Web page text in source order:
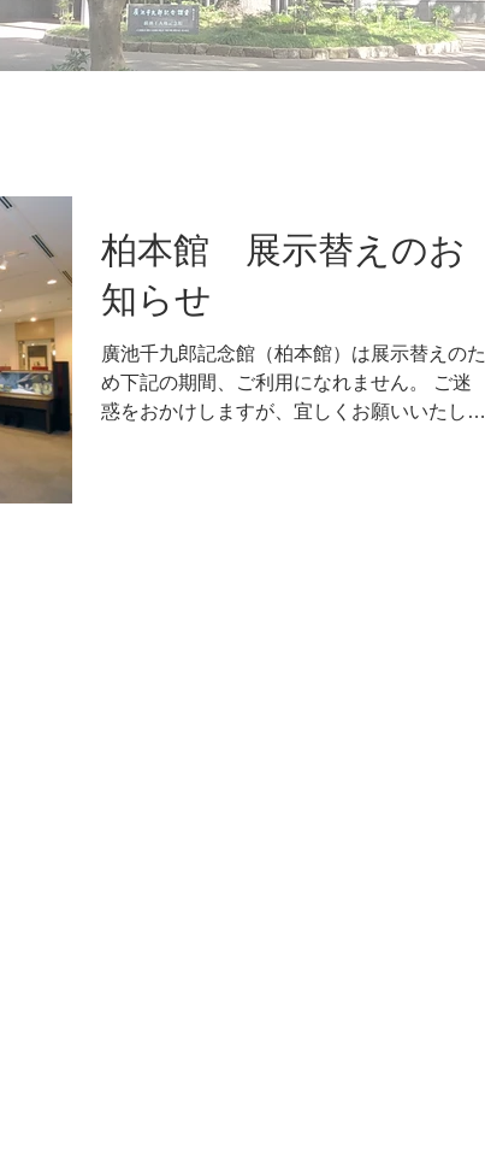
柏本館 展示替えのお
知らせ
廣池千九郎記念館（柏本館）は展示替えのた
め下記の期間、ご利用になれません。 ご迷
惑をおかけしますが、宜しくお願いいたしま